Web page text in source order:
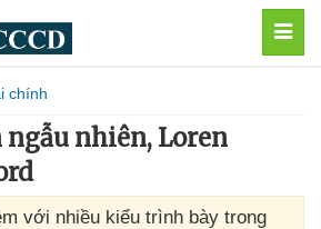
chính
ngẫu nhiên, Loren
với nhiều kiểu trình bày trong